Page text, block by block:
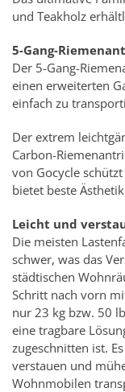
und Teakholz
5-Gang-
Der 5-Gang-
einen erweiterten
einfach zu
Der extrem
Carbon-
von Gocycle
bietet beste
Leicht und
Die meisten
schwer, was das
städtischen
Schritt nach vorn
nur 23 kg bzw. 50
eine tragbare
zugeschnitten ist.
verstauen und
Wohnmobilen